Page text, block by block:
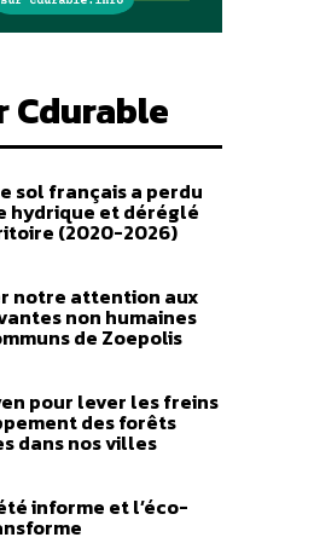
Cdurable
sol français a perdu
hydrique et déréglé
(2020-2026)
notre attention aux
non humaines
de Zoepolis
pour lever les freins
des forêts
dans nos villes
informe et l’éco-